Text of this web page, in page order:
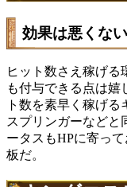
効果は悪くな
ヒット数さえ稼げる
も付与できる点は嬉
ト数を素早く稼げ
スプリンガーなどと
ータスもHPに寄っ
板だ。